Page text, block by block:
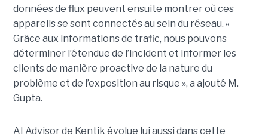
données de flux peuvent ensuite montrer où ces
appareils se sont connectés au sein du réseau. «
Grâce aux informations de trafic, nous pouvons
déterminer l’étendue de l’incident et informer les
clients de manière proactive de la nature du
problème et de l’exposition au risque », a ajouté M.
Gupta.
AI Advisor de Kentik évolue lui aussi dans cette